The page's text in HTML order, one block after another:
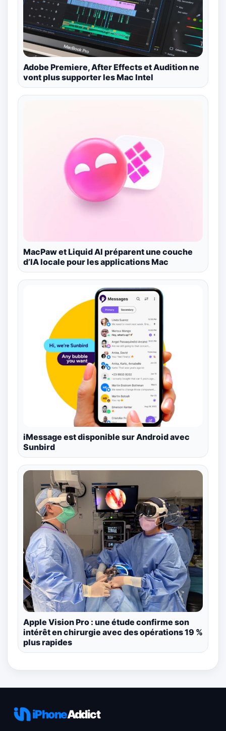
Adobe Premiere, After Effects et Audition ne
vont plus supporter les Mac Intel
MacPaw et Liquid AI préparent une couche
d’IA locale pour les applications Mac
iMessage est disponible sur Android avec
Sunbird
Apple Vision Pro : une étude confirme son
intérêt en chirurgie avec des opérations 19 %
plus rapides
iPhoneAddict